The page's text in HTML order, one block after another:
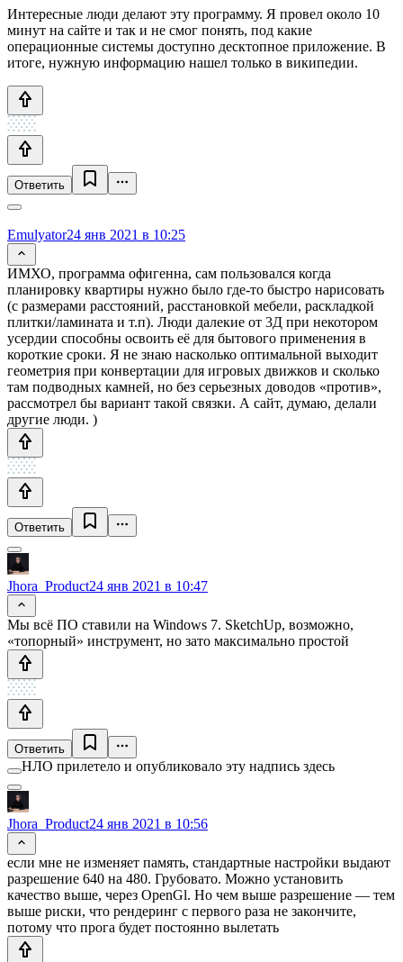
Интересные люди делают эту программу. Я провел около 10
минут на сайте и так и не смог понять, под какие
операционные системы доступно десктопное приложение. В
итоге, нужную информацию нашел только в википедии.
Ответить
Emulyator24 янв 2021 в 10:25
ИМХО, программа офигенна, сам пользовался когда
планировку квартиры нужно было где-то быстро нарисовать
(с размерами расстояний, расстановкой мебели, раскладкой
плитки/ламината и т.п). Люди далекие от 3Д при некотором
усердии способны освоить её для бытового применения в
короткие сроки. Я не знаю насколько оптимальной выходит
геометрия при конвертации для игровых движков и сколько
там подводных камней, но без серьезных доводов «против»,
рассмотрел бы вариант такой связки. А сайт, думаю, делали
другие люди. )
Ответить
Jhora_Product24 янв 2021 в 10:47
Мы всё ПО ставили на Windows 7. SketchUp, возможно,
«топорный» инструмент, но зато максимально простой
Ответить
НЛО прилетело и опубликовало эту надпись здесь
Jhora_Product24 янв 2021 в 10:56
если мне не изменяет память, стандартные настройки выдают
разрешение 640 на 480. Грубовато. Можно установить
качество выше, через OpenGl. Но чем выше разрешение — тем
выше риски, что рендеринг с первого раза не закончите,
потому что прога будет постоянно вылетать